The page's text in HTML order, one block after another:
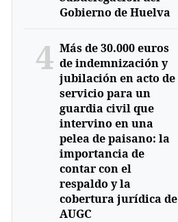
Gobierno de Huelva
4 Más de 30.000 euros
de indemnización y
jubilación en acto de
servicio para un
guardia civil que
intervino en una
pelea de paisano: la
importancia de
contar con el
respaldo y la
cobertura jurídica de
AUGC